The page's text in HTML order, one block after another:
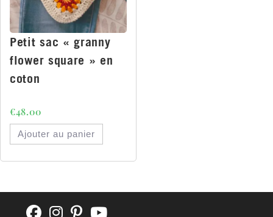
Petit sac « granny
flower square » en
coton
€48.00
Ajouter au panier